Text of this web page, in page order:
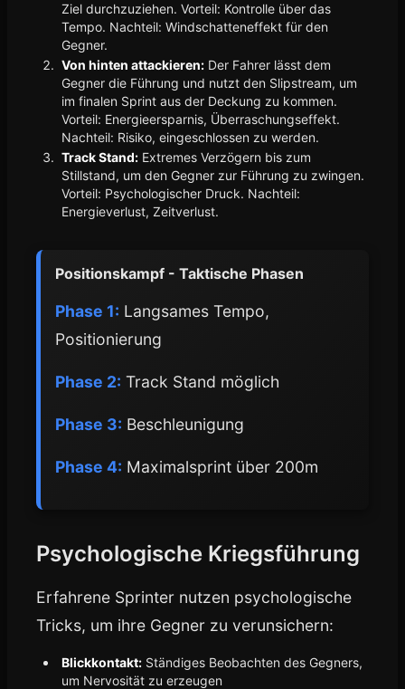
Ziel durchzuziehen. Vorteil: Kontrolle über das
Tempo. Nachteil: Windschatteneffekt für den
Gegner.
Von hinten attackieren: Der Fahrer lässt dem
Gegner die Führung und nutzt den Slipstream, um
im finalen Sprint aus der Deckung zu kommen.
Vorteil: Energieersparnis, Überraschungseffekt.
Nachteil: Risiko, eingeschlossen zu werden.
Track Stand: Extremes Verzögern bis zum
Stillstand, um den Gegner zur Führung zu zwingen.
Vorteil: Psychologischer Druck. Nachteil:
Energieverlust, Zeitverlust.
Positionskampf - Taktische Phasen
Phase 1: Langsames Tempo,
Positionierung
Phase 2: Track Stand möglich
Phase 3: Beschleunigung
Phase 4: Maximalsprint über 200m
Psychologische Kriegsführung
Erfahrene Sprinter nutzen psychologische
Tricks, um ihre Gegner zu verunsichern:
Blickkontakt: Ständiges Beobachten des Gegners,
um Nervosität zu erzeugen